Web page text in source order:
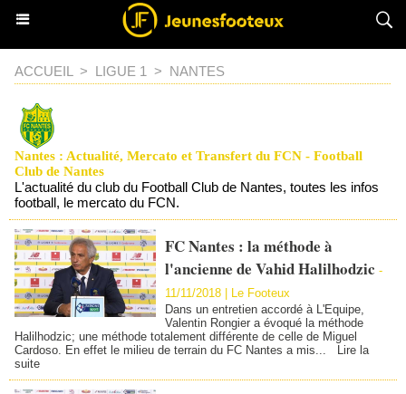
ACCUEIL > LIGUE 1 > NANTES
Nantes : Actualité, Mercato et Transfert du FCN - Football
Club de Nantes
L'actualité du club du Football Club de Nantes, toutes les infos
football, le mercato du FCN.
FC Nantes : la méthode à
l'ancienne de Vahid Halilhodzic -
11/11/2018 | Le Footeux
Dans un entretien accordé à L'Equipe,
Valentin Rongier a évoqué la méthode
Halilhodzic; une méthode totalement différente de celle de Miguel
Cardoso. En effet le milieu de terrain du FC Nantes a mis...
Lire la
suite